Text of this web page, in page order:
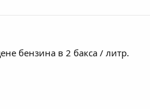
бензина в 2 бакса / литр.